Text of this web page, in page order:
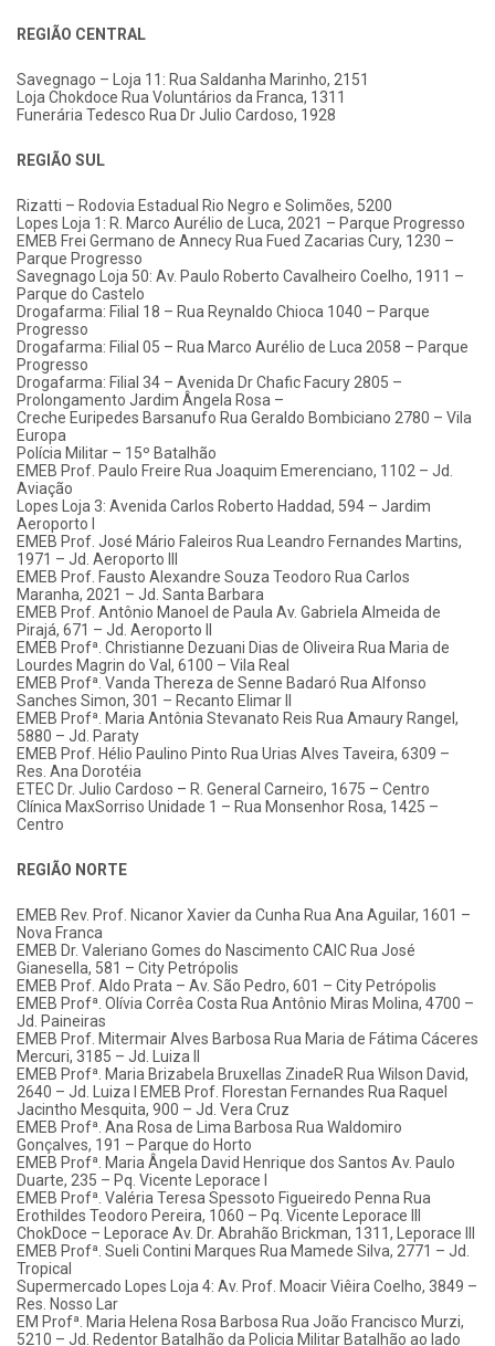
REGIÃO CENTRAL
Savegnago – Loja 11: Rua Saldanha Marinho, 2151
Loja Chokdoce Rua Voluntários da Franca, 1311
Funerária Tedesco Rua Dr Julio Cardoso, 1928
REGIÃO SUL
Rizatti – Rodovia Estadual Rio Negro e Solimões, 5200
Lopes Loja 1: R. Marco Aurélio de Luca, 2021 – Parque Progresso
EMEB Frei Germano de Annecy Rua Fued Zacarias Cury, 1230 –
Parque Progresso
Savegnago Loja 50: Av. Paulo Roberto Cavalheiro Coelho, 1911 –
Parque do Castelo
Drogafarma: Filial 18 – Rua Reynaldo Chioca 1040 – Parque
Progresso
Drogafarma: Filial 05 – Rua Marco Aurélio de Luca 2058 – Parque
Progresso
Drogafarma: Filial 34 – Avenida Dr Chafic Facury 2805 –
Prolongamento Jardim Ângela Rosa –
Creche Euripedes Barsanufo Rua Geraldo Bombiciano 2780 – Vila
Europa
Polícia Militar – 15º Batalhão
EMEB Prof. Paulo Freire Rua Joaquim Emerenciano, 1102 – Jd.
Aviação
Lopes Loja 3: Avenida Carlos Roberto Haddad, 594 – Jardim
Aeroporto I
EMEB Prof. José Mário Faleiros Rua Leandro Fernandes Martins,
1971 – Jd. Aeroporto III
EMEB Prof. Fausto Alexandre Souza Teodoro Rua Carlos
Maranha, 2021 – Jd. Santa Barbara
EMEB Prof. Antônio Manoel de Paula Av. Gabriela Almeida de
Pirajá, 671 – Jd. Aeroporto II
EMEB Profª. Christianne Dezuani Dias de Oliveira Rua Maria de
Lourdes Magrin do Val, 6100 – Vila Real
EMEB Profª. Vanda Thereza de Senne Badaró Rua Alfonso
Sanches Simon, 301 – Recanto Elimar II
EMEB Profª. Maria Antônia Stevanato Reis Rua Amaury Rangel,
5880 – Jd. Paraty
EMEB Prof. Hélio Paulino Pinto Rua Urias Alves Taveira, 6309 –
Res. Ana Dorotéia
ETEC Dr. Julio Cardoso – R. General Carneiro, 1675 – Centro
Clínica MaxSorriso Unidade 1 – Rua Monsenhor Rosa, 1425 –
Centro
REGIÃO NORTE
EMEB Rev. Prof. Nicanor Xavier da Cunha Rua Ana Aguilar, 1601 –
Nova Franca
EMEB Dr. Valeriano Gomes do Nascimento CAIC Rua José
Gianesella, 581 – City Petrópolis
EMEB Prof. Aldo Prata – Av. São Pedro, 601 – City Petrópolis
EMEB Profª. Olívia Corrêa Costa Rua Antônio Miras Molina, 4700 –
Jd. Paineiras
EMEB Prof. Mitermair Alves Barbosa Rua Maria de Fátima Cáceres
Mercuri, 3185 – Jd. Luiza II
EMEB Profª. Maria Brizabela Bruxellas ZinadeR Rua Wilson David,
2640 – Jd. Luiza I EMEB Prof. Florestan Fernandes Rua Raquel
Jacintho Mesquita, 900 – Jd. Vera Cruz
EMEB Profª. Ana Rosa de Lima Barbosa Rua Waldomiro
Gonçalves, 191 – Parque do Horto
EMEB Profª. Maria Ângela David Henrique dos Santos Av. Paulo
Duarte, 235 – Pq. Vicente Leporace I
EMEB Profª. Valéria Teresa Spessoto Figueiredo Penna Rua
Erothildes Teodoro Pereira, 1060 – Pq. Vicente Leporace III
ChokDoce – Leporace Av. Dr. Abrahão Brickman, 1311, Leporace III
EMEB Profª. Sueli Contini Marques Rua Mamede Silva, 2771 – Jd.
Tropical
Supermercado Lopes Loja 4: Av. Prof. Moacir Viêira Coelho, 3849 –
Res. Nosso Lar
EM Profª. Maria Helena Rosa Barbosa Rua João Francisco Murzi,
5210 – Jd. Redentor Batalhão da Policia Militar Batalhão ao lado